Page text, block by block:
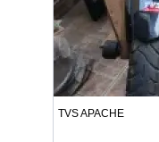
TVS APACHE